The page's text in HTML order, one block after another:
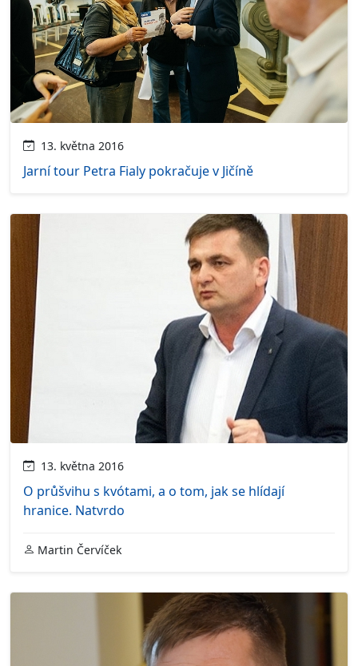
13. května 2016
Jarní tour Petra Fialy pokračuje v Jičíně
13. května 2016
O průšvihu s kvótami, a o tom, jak se hlídají
hranice. Natvrdo
Martin Červíček